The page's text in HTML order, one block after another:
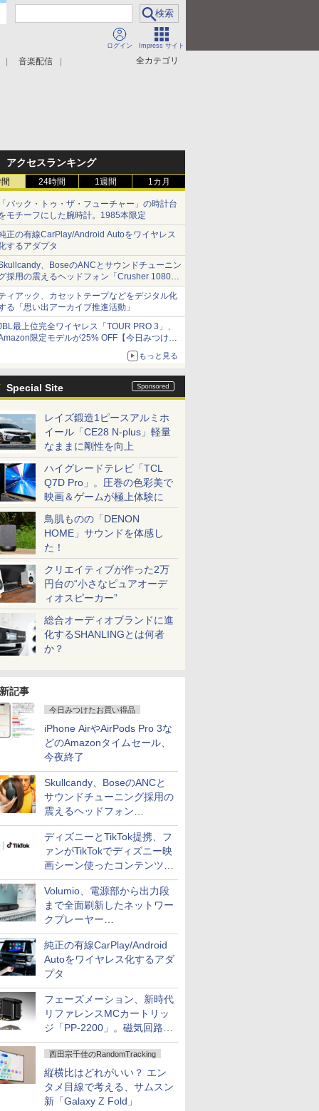
ログイン Impress サイト
全カテゴリ
音楽配信
アクセスランキング
24時間 1週間 1カ月
バック・トゥ・ザ・フューチャー」の時計台
モチーフにした腕時計。1985本限定
正の有線CarPlay/Android Autoをワイヤレス
するアダプタ
、BoseのANCとサウンドチューニン
採用の震えるヘッドフォン「Crusher 1080
」
ィアック、カセットテープなどをデジタル化
る「思い出アーカイブ推進活動」
最上位完全ワイヤレス「TOUR PRO 3」、
限定モデルが25% OFF【今日みつけた
もっと見る
Special Site
レイズ鍛造1ピースアルミホ
イール「CE28 N-plus」軽量
なままに剛性を向上
ハイグレードテレビ「TCL
Q7D Pro」。圧巻の色彩美で
映画＆ゲームが極上体験に
鳥肌ものの「DENON
HOME」サウンドを体感し
た！
クリエイティブが作った2万
円台の“小さなピュアオーデ
ィオスピーカー”
総合オーディオブランドに進
化するSHANLINGとは何者
か？
記事
今日みつけたお買い得品
iPhone AirやAirPods Pro 3な
どのAmazonタイムセール、
今夜終了
Skullcandy、BoseのANCと
サウンドチューニング採用の
震えるヘッドフォン
「Crusher 1080 ANC」
ディズニーとTikTok提携、フ
ァンがTikTokでディズニー映
画シーン使ったコンテンツ制
作、Disney+にも配信
Volumio、電源部から出力段
まで全面刷新したネットワー
クプレーヤー
「Primo（2026）」
純正の有線CarPlay/Android
Autoをワイヤレス化するアダ
プタ
フェーズメーション、新時代
リファレンスMCカートリッ
ジ「PP-2200」。磁気回路や
ハウジングを根本から見直し
西田宗千佳のRandomTracking
縦横比はどれがいい？ エン
タメ目線で考える、サムスン
新「Galaxy Z Fold」